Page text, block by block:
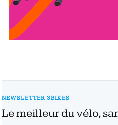
NEWSLETTER 3BIKES
Le meilleur du vélo,